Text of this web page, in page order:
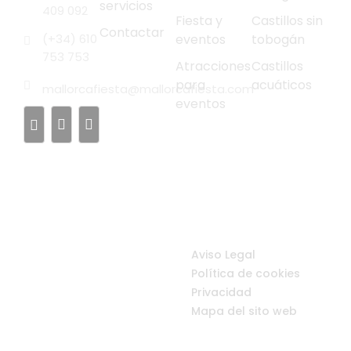
mallorcafiesta@mallorcafiesta.com
servicios
Contactar
Fiesta y
eventos
Atracciones
para
eventos
Castillos sin
tobogán
Castillos
acuáticos
Aviso Legal
Política de cookies
Privacidad
Mapa del sito web